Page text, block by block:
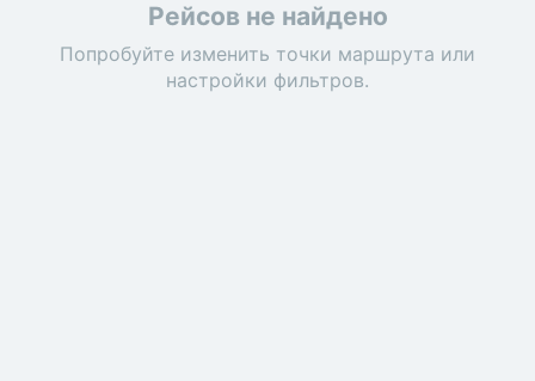
Рейсов не найдено
Попробуйте изменить точки маршрута или
настройки фильтров.